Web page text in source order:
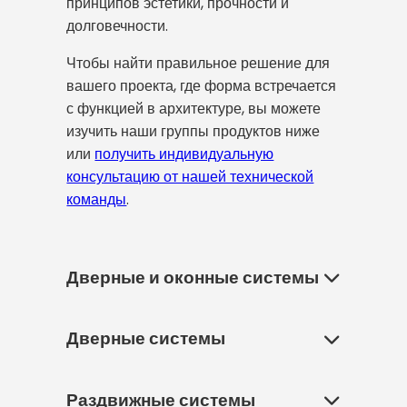
долговечности.
Чтобы найти правильное решение для
вашего проекта, где форма встречается
с функцией в архитектуре, вы можете
изучить наши группы продуктов ниже
или получить индивидуальную
консультацию от нашей технической
команды.
Дверные и оконные системы
Дверные и оконные системы — это
Дверные системы
Дверные системы Fenestra
Раздвижные системы